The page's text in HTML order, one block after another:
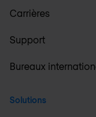
Carrières
Support
Bureaux
Solutions